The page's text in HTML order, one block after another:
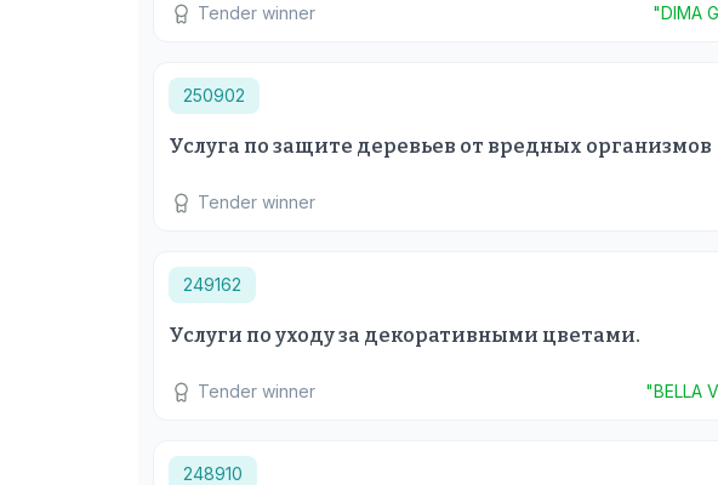
Tender winner "DIMA
250902
Услуга по защите деревьев от вредных организмов
Tender winner
249162
Услуги по уходу за декоративными цветами.
Tender winner "BELLA
248910